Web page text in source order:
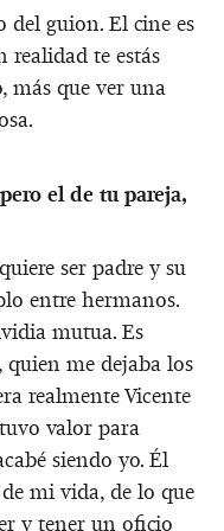
guion. El cine es
realidad te estás
más que ver una
el de tu pareja,
ser padre y su
entre hermanos.
mutua. Es
me dejaba los
realmente Vicente
valor para
siendo yo. Él
mi vida, de lo que
y tener un oficio